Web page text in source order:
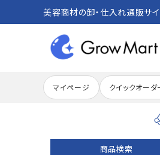
美容商材の卸・仕入れ通販サ
マイページ クイックオーダ
商品検索